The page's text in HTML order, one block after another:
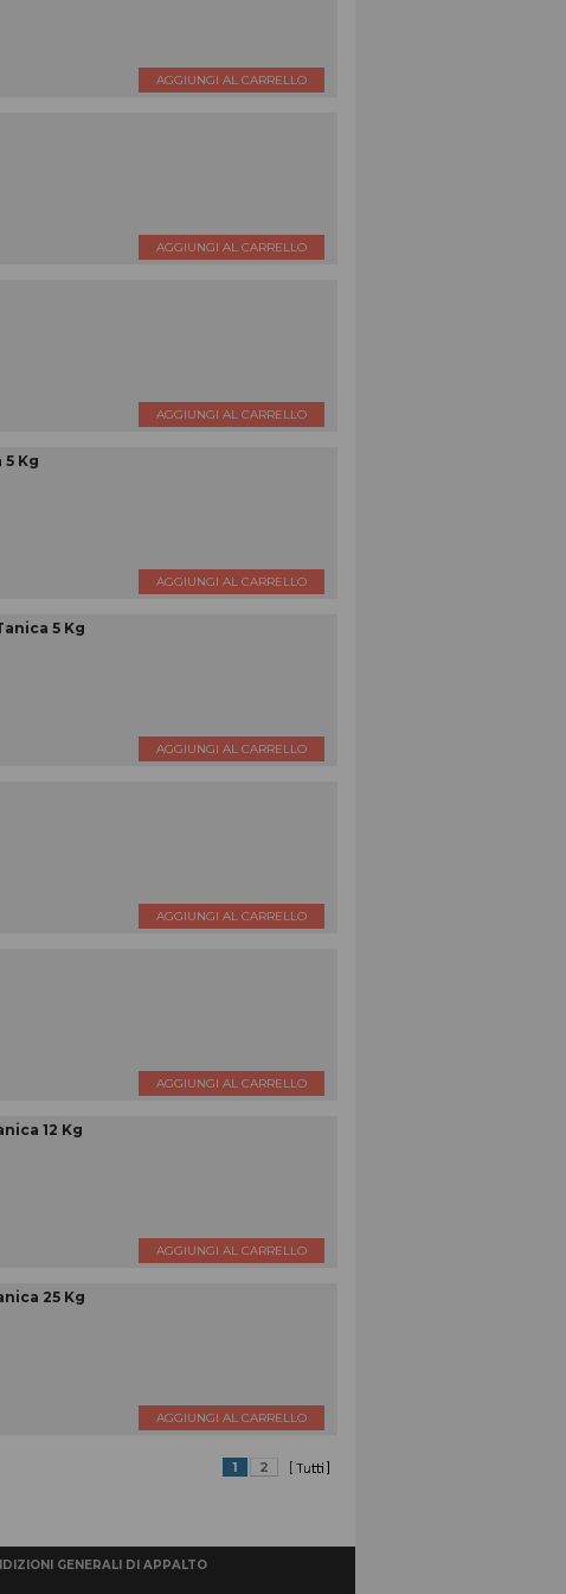
AGGIUNGI AL CARRELLO
AGGIUNGI AL CARRELLO
AGGIUNGI AL CARRELLO
5 Kg
AGGIUNGI AL CARRELLO
5 Kg
AGGIUNGI AL CARRELLO
AGGIUNGI AL CARRELLO
AGGIUNGI AL CARRELLO
12 Kg
AGGIUNGI AL CARRELLO
25 Kg
AGGIUNGI AL CARRELLO
1 2
GENERALI DI APPALTO